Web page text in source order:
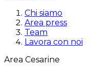
Chi siamo
Area press
Team
Lavora con noi
Area Cesarine